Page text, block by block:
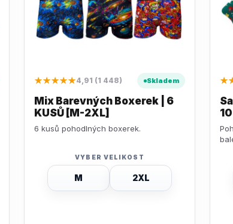
★★★★★4,91 (1 448) Skladem
Mix Barevných Boxerek | 6
KUSŮ [M-2XL]
6 kusů pohodlných boxerek.
VYBER VELIKOST
M 2XL